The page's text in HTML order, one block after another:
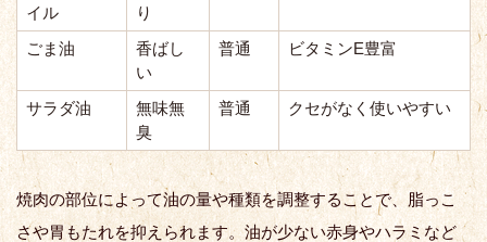
イル
り
ごま油
香ばし
い
普通 ビタミンE豊富
サラダ油
無味無
臭
普通 クセがなく使いやすい
焼肉の部位によって油の量や種類を調整することで、脂っこ
さや胃もたれを抑えられます。油が少ない赤身やハラミなど